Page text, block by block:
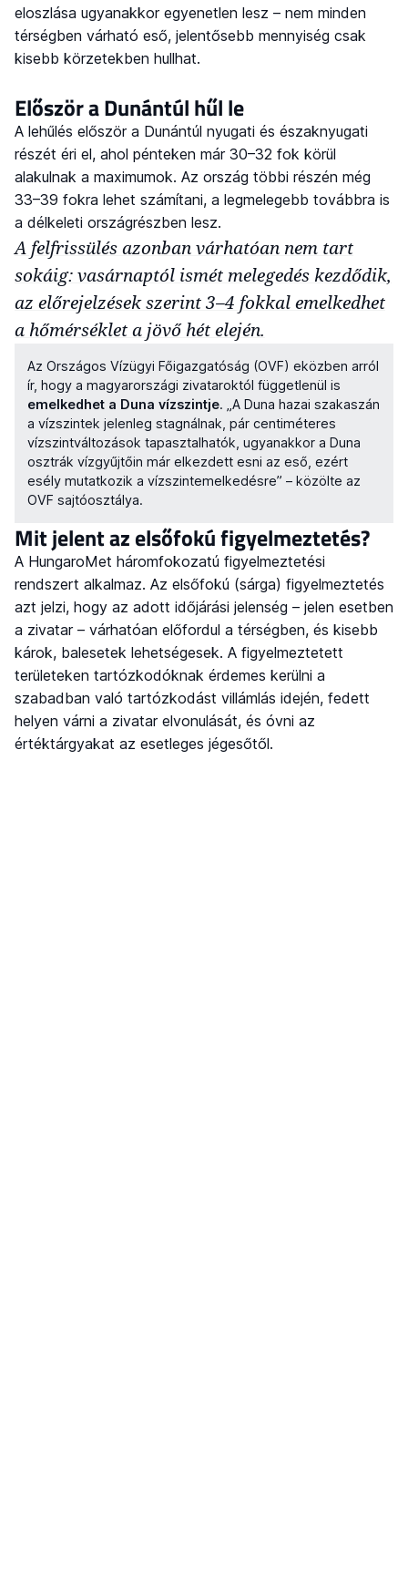
eloszlása ugyanakkor egyenetlen lesz – nem minden
térségben várható eső, jelentősebb mennyiség csak
kisebb körzetekben hullhat.
Először a Dunántúl hűl le
A lehűlés először a Dunántúl nyugati és északnyugati
részét éri el, ahol pénteken már 30–32 fok körül
alakulnak a maximumok. Az ország többi részén még
33–39 fokra lehet számítani, a legmelegebb továbbra is
a délkeleti országrészben lesz.
A felfrissülés azonban várhatóan nem tart
sokáig: vasárnaptól ismét melegedés kezdődik,
az előrejelzések szerint 3–4 fokkal emelkedhet
a hőmérséklet a jövő hét elején.
Az Országos Vízügyi Főigazgatóság (OVF) eközben arról
ír, hogy a magyarországi zivataroktól függetlenül is
emelkedhet a Duna vízszintje. „A Duna hazai szakaszán
a vízszintek jelenleg stagnálnak, pár centiméteres
vízszintváltozások tapasztalhatók, ugyanakkor a Duna
osztrák vízgyűjtőin már elkezdett esni az eső, ezért
esély mutatkozik a vízszintemelkedésre” – közölte az
OVF sajtóosztálya.
Mit jelent az elsőfokú figyelmeztetés?
A HungaroMet háromfokozatú figyelmeztetési
rendszert alkalmaz. Az elsőfokú (sárga) figyelmeztetés
azt jelzi, hogy az adott időjárási jelenség – jelen esetben
a zivatar – várhatóan előfordul a térségben, és kisebb
károk, balesetek lehetségesek. A figyelmeztetett
területeken tartózkodóknak érdemes kerülni a
szabadban való tartózkodást villámlás idején, fedett
helyen várni a zivatar elvonulását, és óvni az
értéktárgyakat az esetleges jégesőtől.